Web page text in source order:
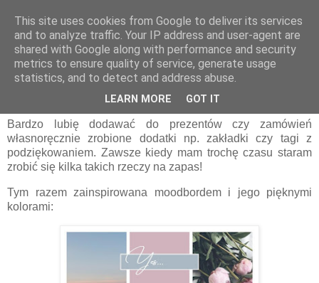
poniedziałek, 22 maja 2023
Zawieszki - tagi
Bardzo lubię dodawać do prezentów czy zamówień
własnoręcznie zrobione dodatki np. zakładki czy tagi z
podziękowaniem. Zawsze kiedy mam trochę czasu staram
zrobić się kilka takich rzeczy na zapas!
Tym razem zainspirowana moodbordem i jego pięknymi
kolorami:
This site uses cookies from Google to deliver its services
and to analyze traffic. Your IP address and user-agent are
shared with Google along with performance and security
metrics to ensure quality of service, generate usage
statistics, and to detect and address abuse.
LEARN MORE GOT IT